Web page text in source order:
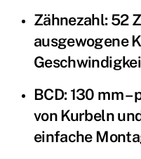
Zähnezahl: 52
ausgewogene
BCD: 130 mm
von Kurbeln
einfache